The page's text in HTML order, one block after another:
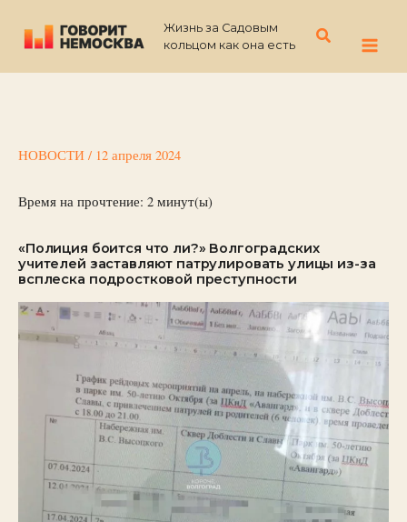
содержимому
Жизнь за Садовым
кольцом как она есть
Поиск
НОВОСТИ / 12 апреля 2024
Время на прочтение: 2 минут(ы)
«Полиция боится что ли?» Волгоградских
учителей заставляют патрулировать улицы из-за
всплеска подростковой преступности